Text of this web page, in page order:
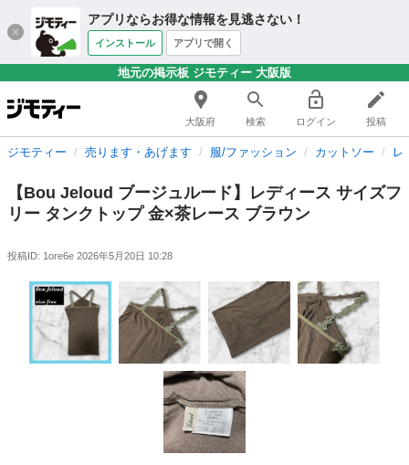
アプリならお得な情報を見逃さない！
インストール アプリで開く
地元の掲示板 ジモティー 大阪版
大阪府 検索 ログイン 投稿
ジモティー 売ります・あげます 服/ファッション カットソー レ
【Bou Jeloud ブージュルード】レディース サイズフ
リー タンクトップ 金×茶レース ブラウン
投稿ID: 1ore6e 2026年5月20日 10:28